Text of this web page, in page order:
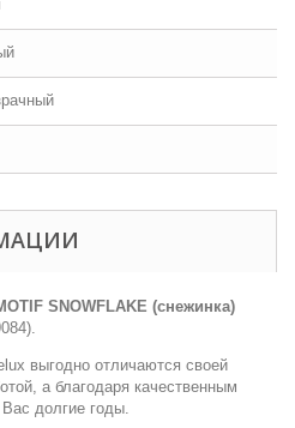
SNOWFLAKE (снежинка)
выгодно отличаются своей
а благодаря качественным
долгие годы.